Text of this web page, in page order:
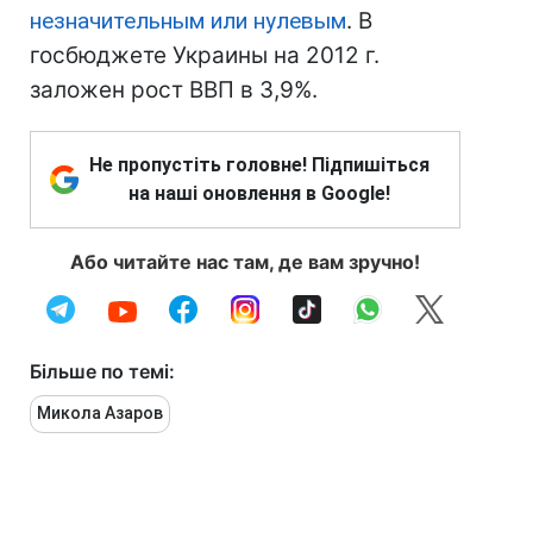
незначительным или нулевым. В
госбюджете Украины на 2012 г.
заложен рост ВВП в 3,9%.
Не пропустіть головне! Підпишіться
на наші оновлення в Google!
Або читайте нас там, де вам зручно!
Більше по темі:
Микола Азаров